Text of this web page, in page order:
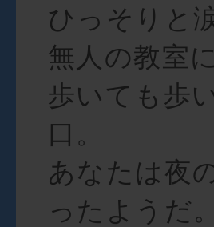
ひっそりと
無人の教室
歩いても歩
口。
あなたは夜
ったようだ。